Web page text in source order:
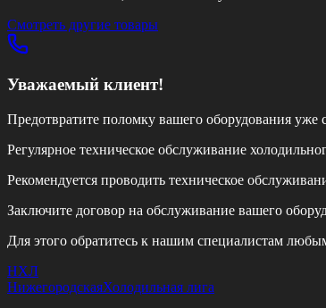
Смотреть другие товары
Уважаемый клиент!
Предотвратите поломку вашего оборудования уже
Регулярное техническое обслуживание
Рекомендуется проводить техническое
Заключите договор на обслуживание вашего
Для этого обратитесь к нашим специалистам
НХЛ
НижегородскаяХолодильная лига